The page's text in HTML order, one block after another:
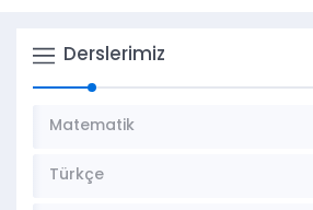
Derslerimiz
Matematik
Türkçe